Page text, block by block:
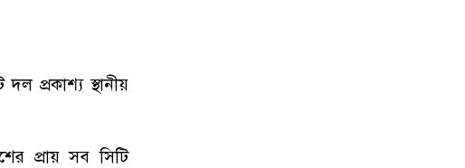
প্রকাশ্য স্থানীয়
প্রায় সব সিটি